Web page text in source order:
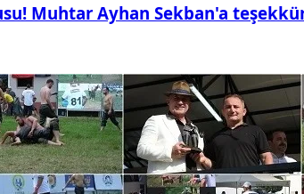
Muhtar Ayhan Sekban'a